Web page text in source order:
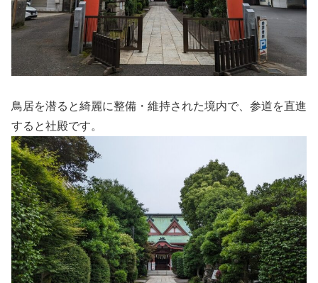
鳥居を潜ると綺麗に整備・維持された境内で、参道を直進
すると社殿です。